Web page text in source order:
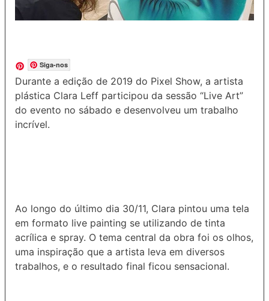
Siga-nos
Durante a edição de 2019 do Pixel Show, a artista
plástica Clara Leff participou da sessão “Live Art”
do evento no sábado e desenvolveu um trabalho
incrível.
Ao longo do último dia 30/11, Clara pintou uma tela
em formato live painting se utilizando de tinta
acrílica e spray. O tema central da obra foi os olhos,
uma inspiração que a artista leva em diversos
trabalhos, e o resultado final ficou sensacional.